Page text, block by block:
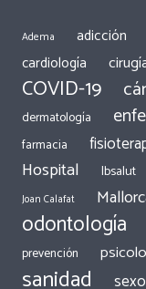
Adema adicción
cardiología
COVID-19
dermatología
farmacia
Hospital Ibsalut
Joan Calafat
odontología
prevención
sanidad